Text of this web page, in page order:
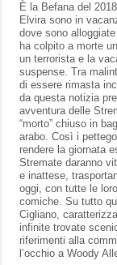
È la Befana del
Elvira sono in
dove sono
ha colpito a morte
un terrorista e la
suspense. Tra
di essere rimasta
da questa notizia
avventura delle
“morto” chiuso in
arabo. Così i
rendere la giornata
Stremate daranno
e inattese,
oggi, con tutte le
comiche. Su tutto
Cigliano,
infinite trovate
riferimenti alla
l’occhio a Woody